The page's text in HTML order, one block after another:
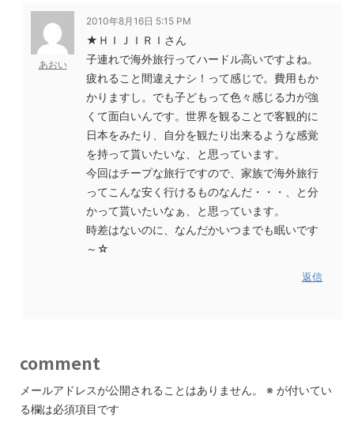
あおい
2010年8月16日 5:15 PM
★ＨＩＪＩＲＩさん
子連れで海外旅行ってハードル高いですよね。
疲れること間違えナシ！って感じで。費用もか
かりますし。でも子どもって色々感じる力が強
くて面白いんです。世界を観ることで客観的に
日本をみたり、自分を観たり出来るような感覚
を持って貰いたいな、と思っています。
今回はチープな旅行ですので、家族で海外旅行
ってこんな安く行けるものなんだ・・・、と分
かって貰いたいなぁ、と思っています。
時差はないのに、なんだかいつまでも眠いです
～☆
返信
comment
メールアドレスが公開されることはありません。 ※ が付いてい
る欄は必須項目です